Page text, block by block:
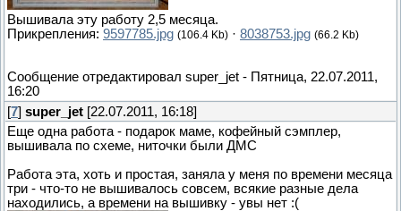
Вышивала эту работу 2,5 месяца.
Прикрепления: 9597785.jpg (106.4 Kb) · 8038753.jpg (66.2 Kb)
Сообщение отредактировал super_jet - Пятница, 22.07.2011,
16:20
[7] super_jet [22.07.2011, 16:18]
Еще одна работа - подарок маме, кофейный сэмплер,
вышивала по схеме, ниточки были ДМС
Работа эта, хоть и простая, заняла у меня по времени месяца
три - что-то не вышивалось совсем, всякие разные дела
находились, а времени на вышивку - увы нет :(